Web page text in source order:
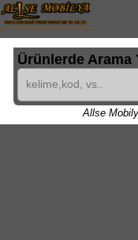
Ürünlerde Arama
Allse